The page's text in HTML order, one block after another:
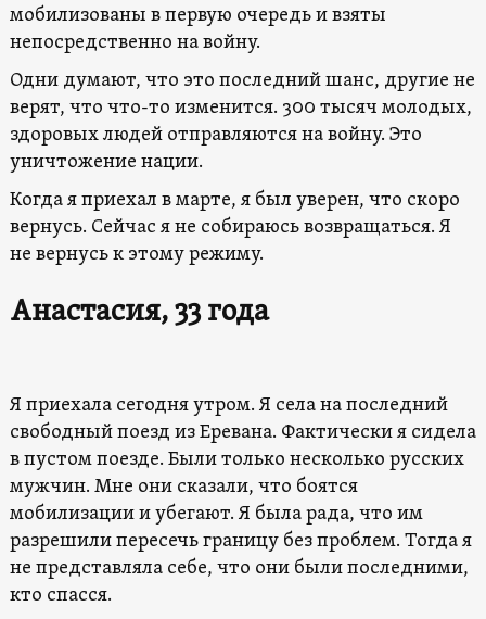
мобилизованы в первую очередь и взяты
непосредственно на войну.
Одни думают, что это последний шанс, другие не
верят, что что-то изменится. 300 тысяч молодых,
здоровых людей отправляются на войну. Это
уничтожение нации.
Когда я приехал в марте, я был уверен, что скоро
вернусь. Сейчас я не собираюсь возвращаться. Я
не вернусь к этому режиму.
Анастасия, 33 года
Я приехала сегодня утром. Я села на последний
свободный поезд из Еревана. Фактически я сидела
в пустом поезде. Были только несколько русских
мужчин. Мне они сказали, что боятся
мобилизации и убегают. Я была рада, что им
разрешили пересечь границу без проблем. Тогда я
не представляла себе, что они были последними,
кто спасся.